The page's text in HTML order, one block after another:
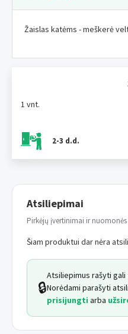
1 vnt.
2-3 d.d.
Žaislas katėms - meškerė
Atsiliepimai
Pirkėjų įvertinimai ir nuomonės
Šiam produktui dar nėra
🔒
Atsiliepimus rašyti
Norėdami parašyti
prisijungti arba